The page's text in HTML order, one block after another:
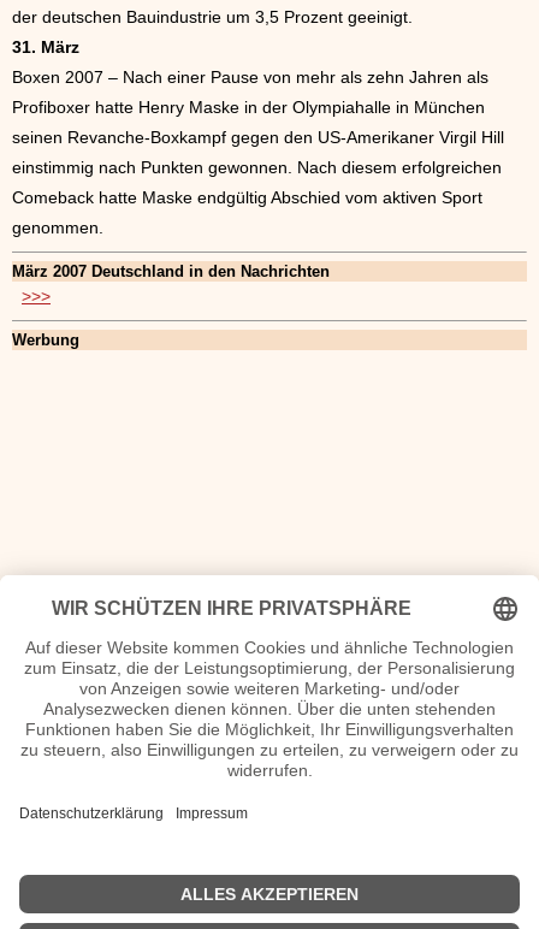
der deutschen Bauindustrie um 3,5 Prozent geeinigt.
31. März
Boxen 2007 – Nach einer Pause von mehr als zehn Jahren als
Profiboxer hatte Henry Maske in der Olympiahalle in München
seinen Revanche-Boxkampf gegen den US-Amerikaner Virgil Hill
einstimmig nach Punkten gewonnen. Nach diesem erfolgreichen
Comeback hatte Maske endgültig Abschied vom aktiven Sport
genommen.
März 2007 Deutschland in den Nachrichten
>>>
Werbung
<<Das geschah 2006|Das geschah 2008>>